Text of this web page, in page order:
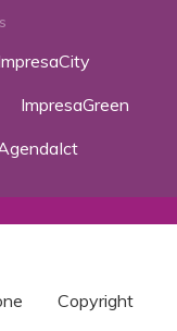
ImpresaGreen
Copyright